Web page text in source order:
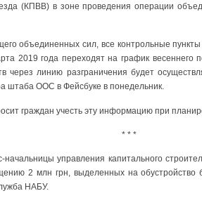
(КПВВ) в зоне проведения операции
объединенных сил, все контрольные
2019 года переходят на график весеннего
через линию разграничения будет
штаба ООС в Фейсбуке в понедельник.
граждан учесть эту информацию при
* * *
управления капитального
2 млн грн, выделенных на
НАБУ.